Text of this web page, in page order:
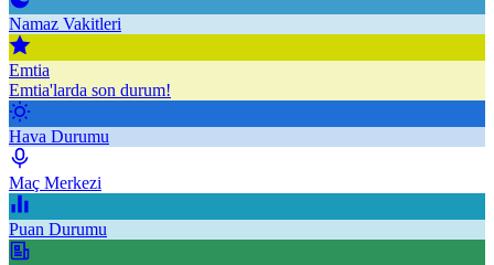
Namaz Vakitleri
Emtia
Emtia'larda son durum!
Hava Durumu
Maç Merkezi
Puan Durumu